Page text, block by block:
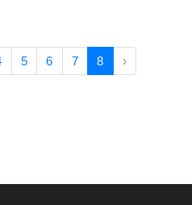
5 6 7 8 ›